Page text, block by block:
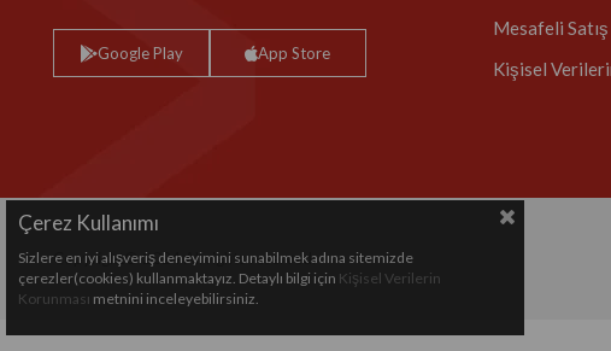
Google Play App Store
Mesafeli
Kişisel
Copyright© 2024 All rights reserved.
Çerez Kullanımı
Sizlere en iyi alışveriş deneyimini sunabilmek adına sitemizde
çerezler(cookies) kullanmaktayız. Detaylı bilgi için Kişisel Verilerin
Korunması metnini inceleyebilirsiniz.